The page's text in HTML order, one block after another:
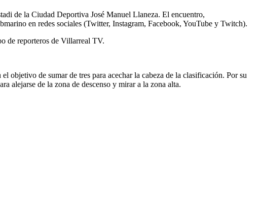
de la Ciudad Deportiva José Manuel Llaneza. El encuentro,
en redes sociales (Twitter, Instagram, Facebook, YouTube y Twitch).
de reporteros de Villarreal TV.
objetivo de sumar de tres para acechar la cabeza de la clasificación. Por su
alejarse de la zona de descenso y mirar a la zona alta.